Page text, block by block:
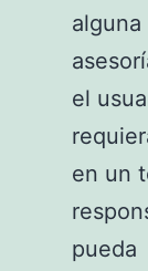
alguna
el
en un
pueda